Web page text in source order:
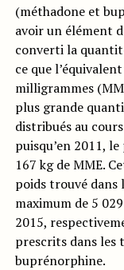
(méthadone et
avoir un élément
converti la
ce que
milligrammes
plus grande
distribués au
puisqu’en 2011,
167 kg de MME.
poids trouvé dans
maximum de 5
2015,
prescrits dans les
buprénorphine.